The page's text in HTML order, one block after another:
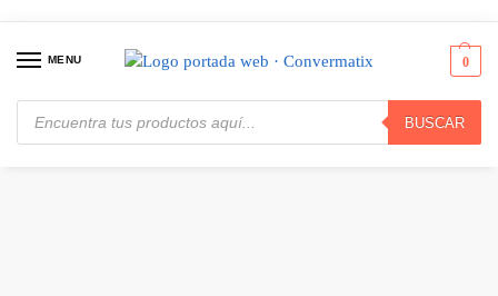
MENU
BUSCAR
0
Inicio / Monitores & Proyectores / Monitores Lenovo L24i-4A, Monitor 23.8″ FHD (1920×1080), IPS, 100hz, HDMI/VGA, Altavoces, Blanco · 67BCKAC6LA